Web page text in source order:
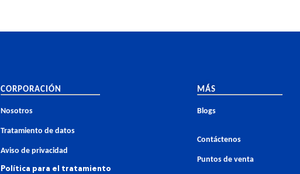
CORPORACIÓN
Nosotros
Tratamiento de datos
Aviso de privacidad
Política para el tratamiento
MÁS
Blogs
Contáctenos
Puntos de venta